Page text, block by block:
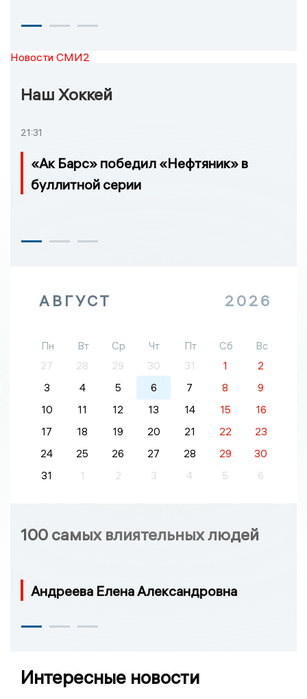
Новости СМИ2
Наш Хоккей
21:31
«Ак Барс» победил «Нефтяник» в
буллитной серии
АВГУСТ 2026
Пн Вт Ср Чт Пт Сб
Вс
27
28 29 30 31 1
2
3
4 5 6 7 8
9
10
11 12 13 14 15
16
17
18 19 20 21 22
23
24
25 26 27 28 29
30
31
1 2 3 4 5 6
100 самых влиятельных людей
Андреева Елена Александровна
Интересные новости